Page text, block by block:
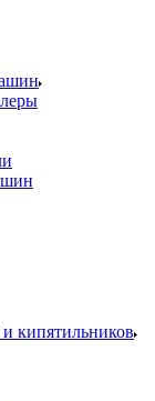
и кипятильников